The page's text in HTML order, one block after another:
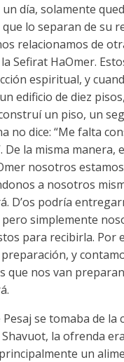
día, solamente
que lo separan de su
relacionamos de
Sefirat HaOmer.
espiritual, y
edificio de diez
un piso, un
no dice: “Me falta
De la misma manera,
nosotros
a nosotros
D’os podría
simplemente
para recibirla. Por
y
que nos van
Pesaj se tomaba de la
Shavuot, la ofrenda
un